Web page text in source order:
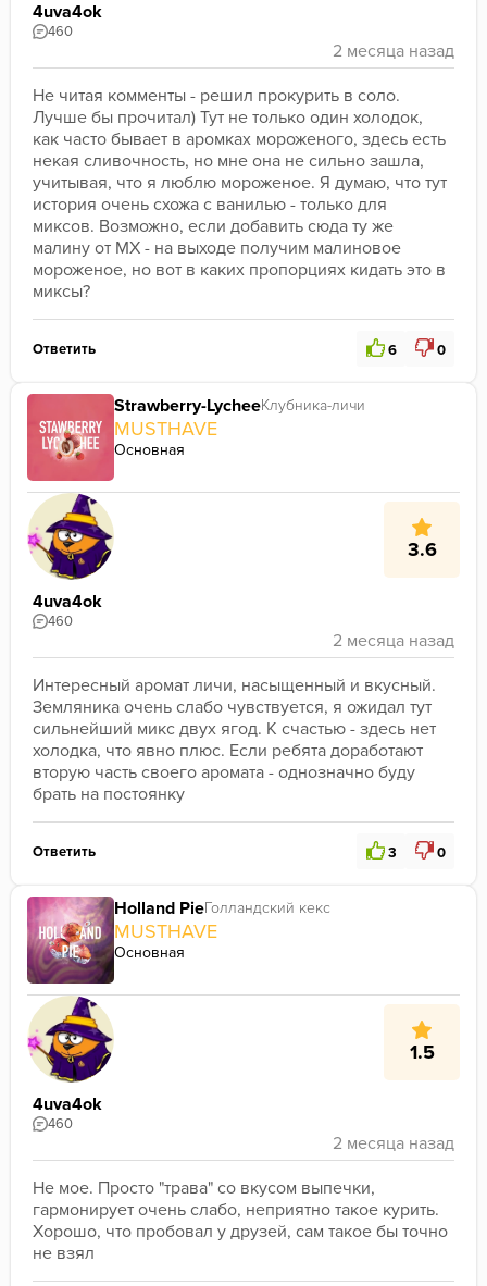
4uva4ok
460
Не читая комменты - решил прокурить в соло.
Лучше бы прочитал) Тут не только один холодок,
как часто бывает в аромках мороженого, здесь есть
некая сливочность, но мне она не сильно зашла,
учитывая, что я люблю мороженое. Я думаю, что тут
история очень схожа с ванилью - только для
миксов. Возможно, если добавить сюда ту же
малину от МХ - на выходе получим малиновое
мороженое, но вот в каких пропорциях кидать это в
миксы?
Ответить 6 0
Strawberry-LycheeКлубника-личи
MUSTHAVE
Основная
3.6
4uva4ok
460
Интересный аромат личи, насыщенный и вкусный.
Земляника очень слабо чувствуется, я ожидал тут
сильнейший микс двух ягод. К счастью - здесь нет
холодка, что явно плюс. Если ребята доработают
вторую часть своего аромата - однозначно буду
брать на постоянку
Ответить 3 0
Holland PieГолландский кекс
MUSTHAVE
Основная
1.5
4uva4ok
460
Не мое. Просто "трава" со вкусом выпечки,
гармонирует очень слабо, неприятно такое курить.
Хорошо, что пробовал у друзей, сам такое бы точно
не взял